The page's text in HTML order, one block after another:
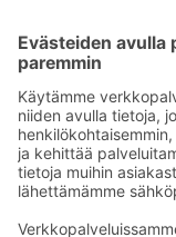
matkustajia.
ovat Eteläinen
tunnin pysäköinti
rajoittamaton